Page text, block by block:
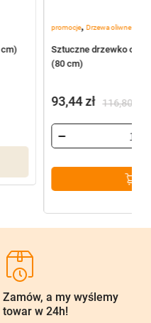
cm)
promocje,Drzewa oliwne
Sztuczne drzewko
(80 cm)
116,80
cena
wynosiła:
116,80 zł.
93,44zł
cena
wynosi:
93,44 zł.
Zamów, a my wyślemy
towar w 24h!